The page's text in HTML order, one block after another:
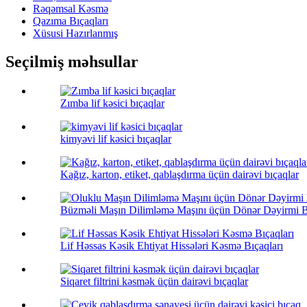
Rəqəmsal Kəsmə
Qazıma Bıçaqları
Xüsusi Hazırlanmış
Seçilmiş məhsullar
Zımba lif kəsici bıçaqlar
kimyəvi lif kəsici bıçaqlar
Kağız, karton, etiket, qablaşdırma üçün dairəvi bıçaqlar
Büzməli Maşın Dilimləmə Maşını üçün Dönər Dəyirmi
Lif Həssas Kəsik Ehtiyat Hissələri Kəsmə Bıçaqları
Siqaret filtrini kəsmək üçün dairəvi bıçaqlar